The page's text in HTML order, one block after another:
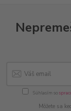
Súhlasím so
Môžete sa